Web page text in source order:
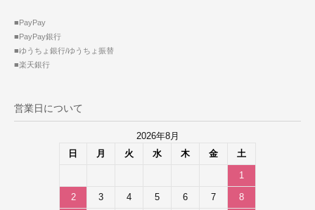
■PayPay
■PayPay銀行
■ゆうちょ銀行/ゆうちょ振替
■楽天銀行
営業日について
2026年8月
日
月 火 水 木 金 土
1
2 3 4 5 6 7 8